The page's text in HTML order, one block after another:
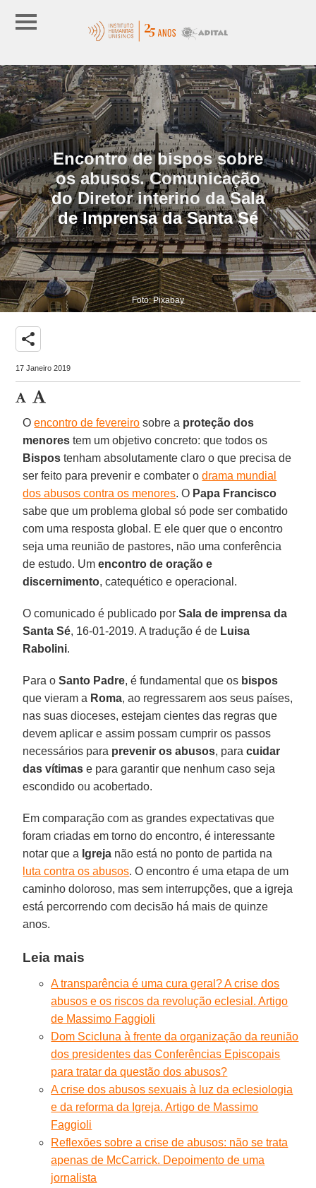
Encontro de bispos sobre
os abusos. Comunicação
do Diretor interino da Sala
de Imprensa da Santa Sé
Foto: Pixabay
share
17 Janeiro 2019
Oencontro de fevereiro sobre a proteção dos
menores tem um objetivo concreto: que todos os
Bispos tenham absolutamente claro o que precisa de
ser feito para prevenir e combater odrama mundial
dos abusos contra os menores. O Papa Francisco
sabe que um problema global só pode ser combatido
com uma resposta global. E ele quer que o encontro
seja uma reunião de pastores, não uma conferência
de estudo. Um encontro de oração e
discernimento, catequético e operacional.
O comunicado é publicado porSala de imprensa da
Santa Sé, 16-01-2019. A tradução é de Luisa
Rabolini.
Para oSanto Padre, é fundamental que os bispos
que vieram a Roma, ao regressarem aos seus países,
nas suas dioceses, estejam cientes das regras que
devem aplicar e assim possam cumprir os passos
necessários para prevenir os abusos, paracuidar
das vítimas e para garantir que nenhum caso seja
escondido ou acobertado.
Em comparação com as grandes expectativas que
foram criadas em torno do encontro, é interessante
notar que a Igreja não está no ponto de partida na
luta contra os abusos. O encontro é uma etapa de um
caminho doloroso, mas sem interrupções, que a igreja
está percorrendo com decisão há mais de quinze
anos.
Leia mais
A transparência é uma cura geral? A crise dos
abusos e os riscos da revolução eclesial. Artigo
de Massimo Faggioli
Dom Scicluna à frente da organização da reunião
dos presidentes das Conferências Episcopais
para tratar da questão dos abusos?
A crise dos abusos sexuais à luz da eclesiologia
e da reforma da Igreja. Artigo de Massimo
Faggioli
Reflexões sobre a crise de abusos: não se trata
apenas de McCarrick. Depoimento de uma
jornalista